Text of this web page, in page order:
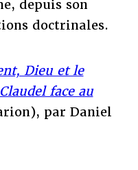
depuis son
doctrinales.
Dieu et le
face au
par Daniel